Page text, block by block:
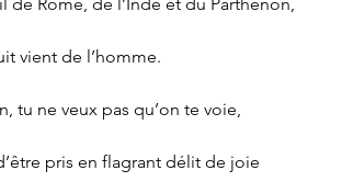
vient de l’homme.
tu ne veux pas qu’on te voie,
pris en flagrant délit de joie